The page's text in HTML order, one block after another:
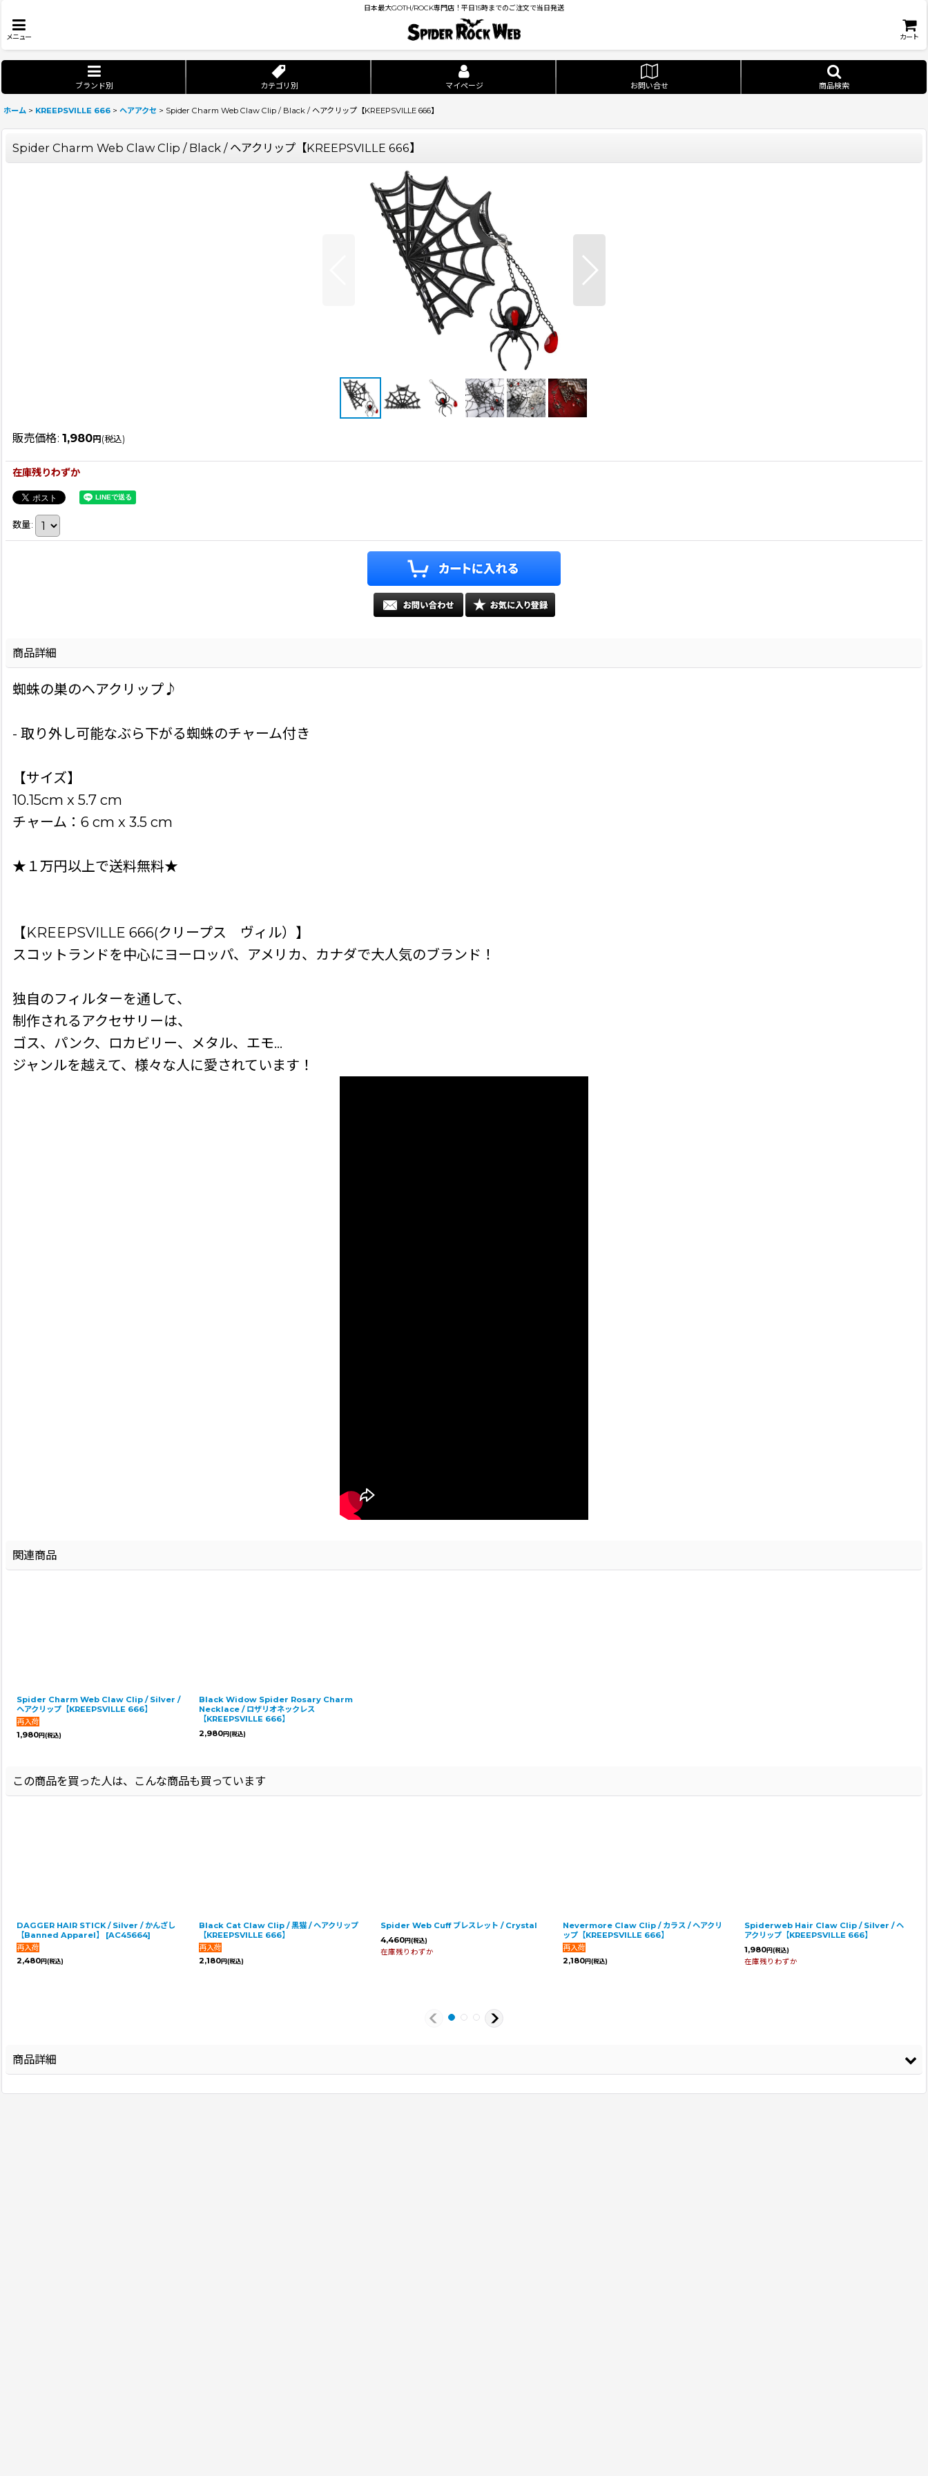
日本最大GOTH/ROCK専門店！平日15時までのご注文で当日発送
メニュー カート
ブランド別 カテゴリ別 マイページ お問い合せ 商品検索
ホーム > KREEPSVILLE 666 > ヘアアクセ > Spider Charm Web Claw Clip / Black / ヘアクリップ【KREEPSVILLE 666】
Spider Charm Web Claw Clip / Black / ヘアクリップ【KREEPSVILLE 666】
販売価格: 1,980円 (税込)
在庫残りわずか
数量:
商品詳細
蜘蛛の巣のヘアクリップ♪
- 取り外し可能なぶら下がる蜘蛛のチャーム付き
【サイズ】
10.15cm x 5.7 cm
チャーム：6 cm x 3.5 cm
★１万円以上で送料無料★
【KREEPSVILLE 666(クリープス ヴィル）】
スコットランドを中心にヨーロッパ、アメリカ、カナダで大人気のブランド！
独自のフィルターを通して、
制作されるアクセサリーは、
ゴス、パンク、ロカビリー、メタル、エモ…
ジャンルを越えて、様々な人に愛されています！
関連商品
Spider Charm Web Claw Clip / Silver /
ヘアクリップ【KREEPSVILLE 666】
1,980円 (税込)
Black Widow Spider Rosary Charm
Necklace / ロザリオネックレス
【KREEPSVILLE 666】
2,980円 (税込)
この商品を買った人は、こんな商品も買っています
DAGGER HAIR STICK / Silver / かんざし
【Banned Apparel】
[AC45664]
2,480円 (税込)
Black Cat Claw Clip / 黒猫 / ヘアクリップ
【KREEPSVILLE 666】
2,180円 (税込)
Spider Web Cuff ブレスレット / Crystal
4,460円(税込)
在庫残りわずか
Nevermore Claw Clip / カラス / ヘアクリ
ップ【KREEPSVILLE 666】
2,180円 (税込)
Spiderweb Hair Claw Clip / Silver / ヘ
アクリップ【KREEPSVILLE 666】
1,980円(税込)
在庫残りわずか
商品詳細
登録年 2025